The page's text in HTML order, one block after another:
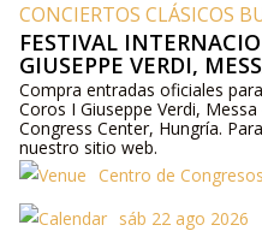
CONCIERTOS CLÁSICOS
FESTIVAL
GIUSEPPE VERDI,
Compra entradas oficiales
Coros I Giuseppe Verdi,
Congress Center, Hungría.
nuestro sitio web.
Centro de
sáb 22 ago 2026